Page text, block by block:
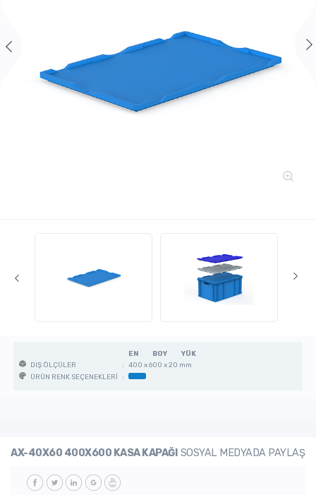
EN BOY
YÜK
DIŞ ÖLÇÜLER
: 400 x 600 x 20 mm
ÜRÜN RENK SEÇENEKLERİ :
AX-40X60 400X600 KASA KAPAĞI SOSYAL MEDYADA PAYLAŞ